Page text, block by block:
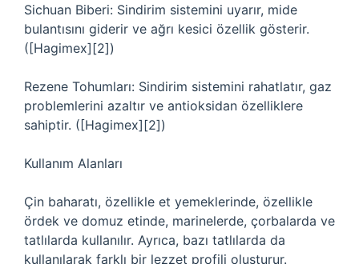
Sichuan Biberi: Sindirim sistemini uyarır, mide
bulantısını giderir ve ağrı kesici özellik gösterir.
([Hagimex][2])
Rezene Tohumları: Sindirim sistemini rahatlatır, gaz
problemlerini azaltır ve antioksidan özelliklere
sahiptir. ([Hagimex][2])
Kullanım Alanları
Çin baharatı, özellikle et yemeklerinde, özellikle
ördek ve domuz etinde, marinelerde, çorbalarda ve
tatlılarda kullanılır. Ayrıca, bazı tatlılarda da
kullanılarak farklı bir lezzet profili oluşturur.